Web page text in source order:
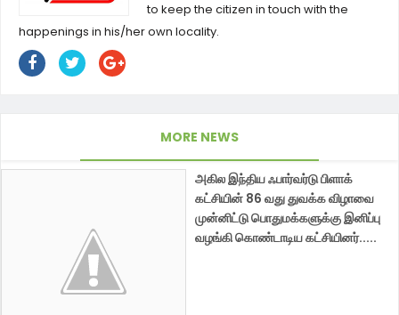
to keep the citizen in touch with the
happenings in his/her own locality.
MORE NEWS
அகில இந்திய ஃபார்வர்டு பிளாக்
கட்சியின் 86 வது துவக்க விழாவை
முன்னிட்டு பொதுமக்களுக்கு இனிப்பு
வழங்கி கொண்டாடிய கட்சியினர்.....